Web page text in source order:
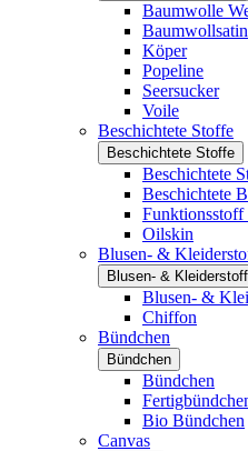
Baumwolle
Baumwollsatin
Köper
Popeline
Seersucker
Voile
Beschichtete Stoffe
Beschichtete Stoffe
Beschichtete
Beschichtete
Oilskin
Blusen- &
Blusen- &
Blusen- &
Chiffon
Bündchen
Bündchen
Bündchen
Bio Bündchen
Canvas